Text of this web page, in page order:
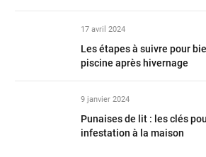
17 avril 2024
Les étapes à suivre pour
piscine après hivernage
9 janvier 2024
Punaises de lit : les clés
infestation à la maison